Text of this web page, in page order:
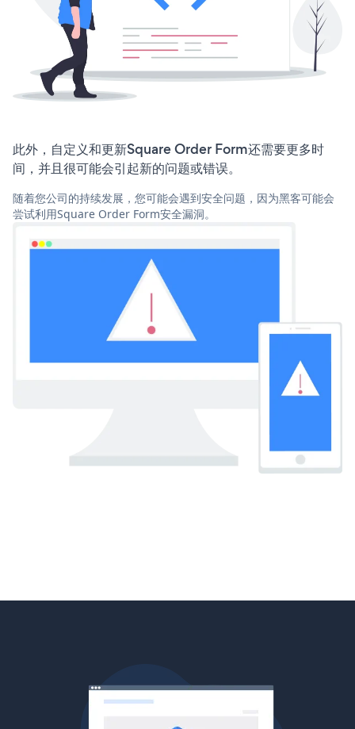
此外，自定义和更新Square Order Form还需要更多时
间，并且很可能会引起新的问题或错误。
随着您公司的持续发展，您可能会遇到安全问题，因为黑客可能会
尝试利用Square Order Form安全漏洞。